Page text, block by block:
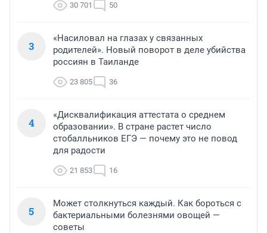
30 701 50
3
«Насиловал на глазах у связанных
родителей». Новый поворот в деле убийства
россиян в Таиланде
23 805 36
4
«Дисквалификация аттестата о среднем
образовании». В стране растет число
стобалльников ЕГЭ — почему это не повод
для радости
21 853 16
5
Может столкнуться каждый. Как бороться с
бактериальными болезнями овощей —
советы